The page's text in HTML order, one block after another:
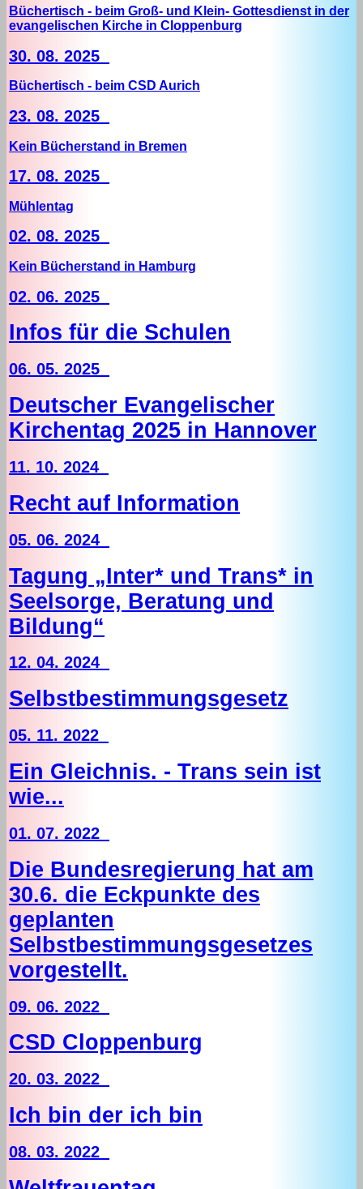
Büchertisch - beim Groß- und Klein- Gottesdienst in der
evangelischen Kirche in Cloppenburg
30. 08. 2025
Büchertisch - beim CSD Aurich
23. 08. 2025
Kein Bücherstand in Bremen
17. 08. 2025
Mühlentag
02. 08. 2025
Kein Bücherstand in Hamburg
02. 06. 2025
Infos für die Schulen
06. 05. 2025
Deutscher Evangelischer
Kirchentag 2025 in Hannover
11. 10. 2024
Recht auf Information
05. 06. 2024
Tagung „Inter* und Trans* in
Seelsorge, Beratung und
Bildung“
12. 04. 2024
Selbstbestimmungsgesetz
05. 11. 2022
Ein Gleichnis. - Trans sein ist
wie...
01. 07. 2022
Die Bundesregierung hat am
30.6. die Eckpunkte des
geplanten
Selbstbestimmungsgesetzes
vorgestellt.
09. 06. 2022
CSD Cloppenburg
20. 03. 2022
Ich bin der ich bin
08. 03. 2022